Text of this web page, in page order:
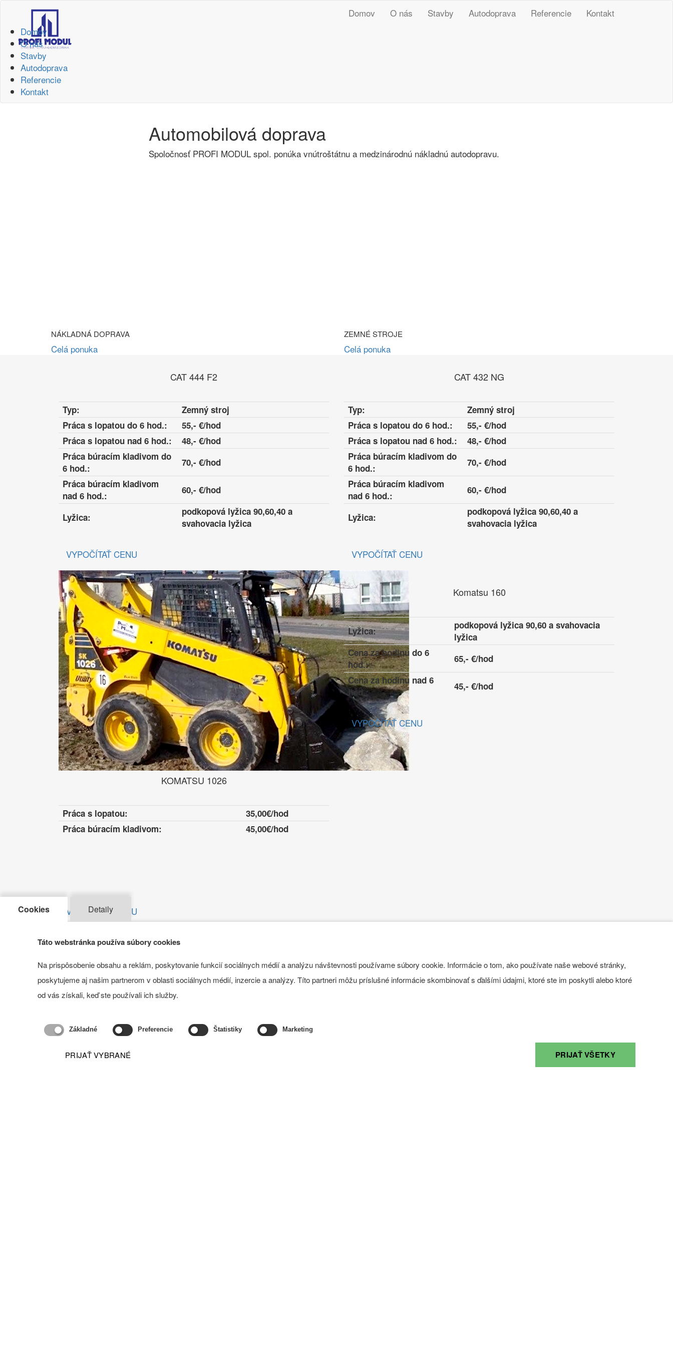
Domov O nás Stavby Autodoprava Referencie
Kontakt
Domov
O nás
Stavby
Autodoprava
Referencie
Kontakt
Automobilová doprava
Spoločnosť PROFI MODUL spol. ponúka vnútroštátnu a medzinárodnú nákladnú autodopravu.
NÁKLADNÁ DOPRAVA
Celá ponuka
ZEMNÉ STROJE
Celá ponuka
CAT 444 F2
Typ:
Zemný stroj
Práca s lopatou do 6 hod.:
55,- €/hod
Práca s lopatou nad 6 hod.:
48,- €/hod
Práca búracím kladivom do
6 hod.:
70,- €/hod
Práca búracím kladivom
nad 6 hod.:
60,- €/hod
Lyžica:
podkopová lyžica 90,60,40 a
svahovacia lyžica
VYPOČÍTAŤ CENU
CAT 432 NG
Typ:
Zemný stroj
Práca s lopatou do 6 hod.:
55,- €/hod
Práca s lopatou nad 6 hod.:
48,- €/hod
Práca búracím kladivom do
6 hod.:
70,- €/hod
Práca búracím kladivom
nad 6 hod.:
60,- €/hod
Lyžica:
podkopová lyžica 90,60,40 a
svahovacia lyžica
VYPOČÍTAŤ CENU
KOMATSU 1026
Práca s lopatou:
35,00€/hod
Práca búracím kladivom:
45,00€/hod
VYPOČÍTAŤ CENU
Komatsu 160
Lyžica:
podkopová lyžica 90,60 a svahovacia
lyžica
Cena za hodinu do 6
hod.:
65,- €/hod
Cena za hodinu nad 6
hod.:
45,- €/hod
VYPOČÍTAŤ CENU
Dohodnite si stretnutie. Kontaktujte zástupcov spoločnosti telefonicky alebo e-mailom.
KONTAKTUJTE NÁS
Cookies Detaily
Táto webstránka používa súbory cookies
Na prispôsobenie obsahu a reklám, poskytovanie funkcií sociálnych médií a analýzu návštevnosti používame súbory cookie. Informácie o tom, ako používate naše webové stránky,
poskytujeme aj našim partnerom v oblasti sociálnych médií, inzercie a analýzy. Títo partneri môžu príslušné informácie skombinovať s ďalšími údajmi, ktoré ste im poskytli alebo ktoré
od vás získali, keď ste používali ich služby.
Základné Preferencie Štatistiky Marketing
PRIJAŤ VYBRANÉ PRIJAŤ VŠETKY